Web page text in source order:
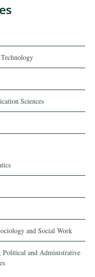
Sciences
and Social Work
Political and Administrative